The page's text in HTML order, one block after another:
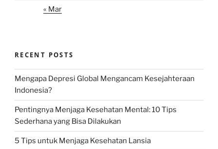
« Mar
RECENT POSTS
Mengapa Depresi Global Mengancam Kesejahteraan
Indonesia?
Pentingnya Menjaga Kesehatan Mental: 10 Tips
Sederhana yang Bisa Dilakukan
5 Tips untuk Menjaga Kesehatan Lansia